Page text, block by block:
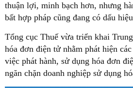
thuận lợi, minh bạch hơn, nhưng
bất hợp pháp cũng đang có dấu
Tổng cục Thuế vừa triển khai
hóa đơn điện tử nhằm phát hiện
việc phát hành, sử dụng hóa đơn
ngăn chặn doanh nghiệp sử dụng